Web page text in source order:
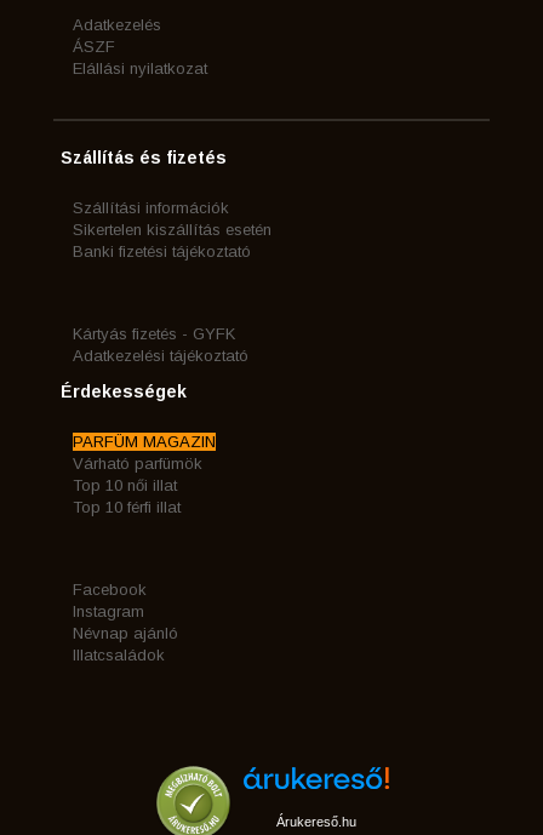
Adatkezelés
ÁSZF
Elállási nyilatkozat
Szállítás és fizetés
Szállítási információk
Sikertelen kiszállítás esetén
Banki fizetési tájékoztató
Kártyás fizetés - GYFK
Adatkezelési tájékoztató
Érdekességek
PARFÜM MAGAZIN
Várható parfümök
Top 10 női illat
Top 10 férfi illat
Facebook
Instagram
Névnap ajánló
Illatcsaládok
Árukereső.hu